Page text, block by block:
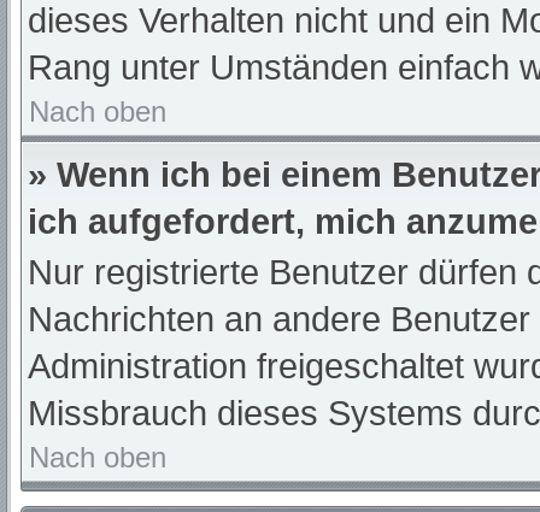
dieses Verhalten nicht und ein
Rang unter Umständen einfach
Nach oben
» Wenn ich bei einem
ich aufgefordert, mich
Nur registrierte Benutzer dürfen
Nachrichten an andere
Administration freigeschaltet
Missbrauch dieses Systems
Nach oben